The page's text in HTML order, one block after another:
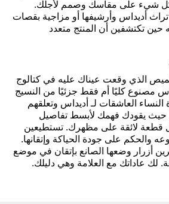
شيء على مقاسك وصمم لأجلك.
أديداس وأرشيفها أو مزاجية بقصات
حين تكتشفين أن المنتج متعدد
الذي وقعت عيناك عليه في كتالوج
مصنوع كليًا أم فقط جزئيًا من النسيج
النساء العاشقات لـ أديداس وتعلقهم
حيث يقودك فهمك لأبسط تفاصيل
قطعة لائقة على مظهرك. تستطيعين
والحكم على جودة الحياكة وإتقانها.
أزرار وضعها الصانع بإتقان في موضع
لك عاداتك مع العلامة وهي دليلك.